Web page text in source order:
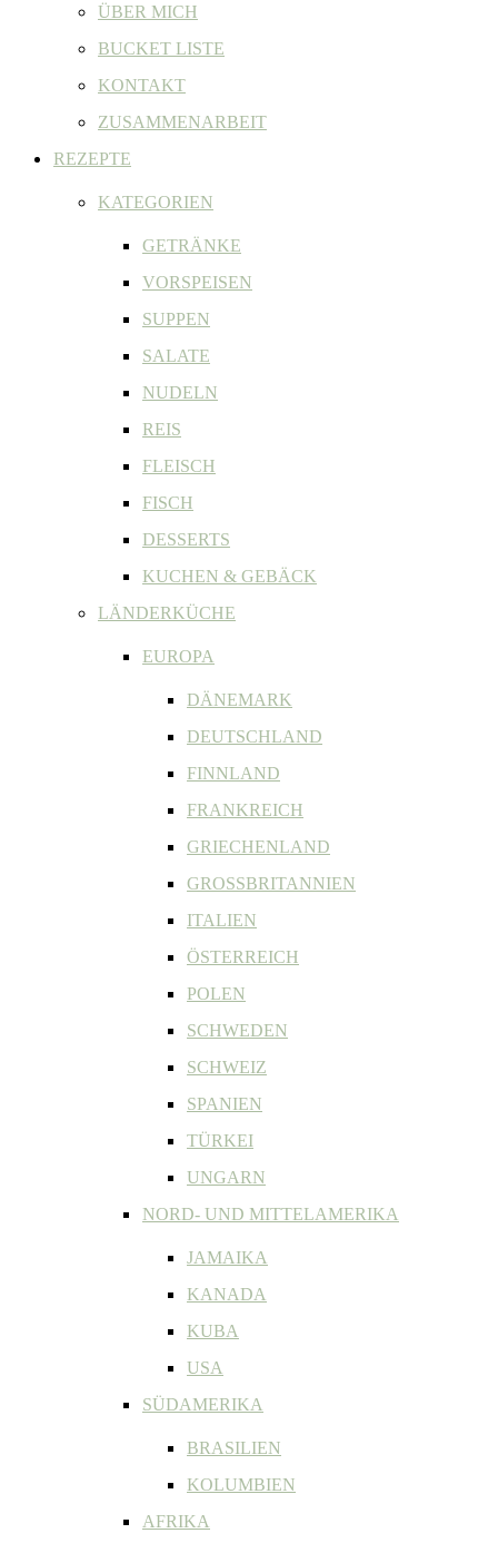
ÜBER MICH
BUCKET LISTE
KONTAKT
ZUSAMMENARBEIT
REZEPTE
KATEGORIEN
GETRÄNKE
VORSPEISEN
SUPPEN
SALATE
NUDELN
REIS
FLEISCH
FISCH
DESSERTS
KUCHEN & GEBÄCK
LÄNDERKÜCHE
EUROPA
DÄNEMARK
DEUTSCHLAND
FINNLAND
FRANKREICH
GRIECHENLAND
GROSSBRITANNIEN
ITALIEN
ÖSTERREICH
POLEN
SCHWEDEN
SCHWEIZ
SPANIEN
TÜRKEI
UNGARN
NORD- UND MITTELAMERIKA
JAMAIKA
KANADA
KUBA
USA
SÜDAMERIKA
BRASILIEN
KOLUMBIEN
AFRIKA